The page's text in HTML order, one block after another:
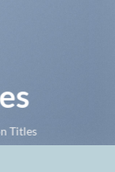
Titles